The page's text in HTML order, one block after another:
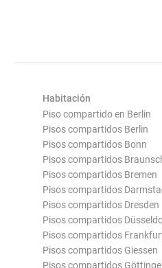
Habitación
Piso compartido en Berlin
Pisos compartidos Berlin
Pisos compartidos Bonn
Pisos compartidos
Pisos compartidos Bremen
Pisos compartidos
Pisos compartidos Dresden
Pisos compartidos
Pisos compartidos
Pisos compartidos Giessen
Pisos compartidos